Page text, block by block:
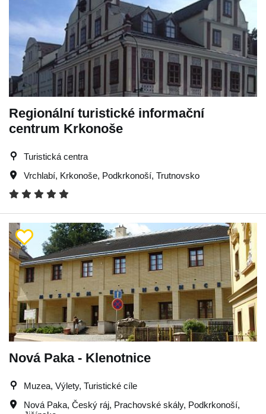
Regionální turistické informační
centrum Krkonoše
Turistická centra
Vrchlabí, Krkonoše, Podkrkonoší, Trutnovsko
Nová Paka - Klenotnice
Muzea, Výlety, Turistické cíle
Nová Paka, Český ráj, Prachovské skály, Podkrkonoší,